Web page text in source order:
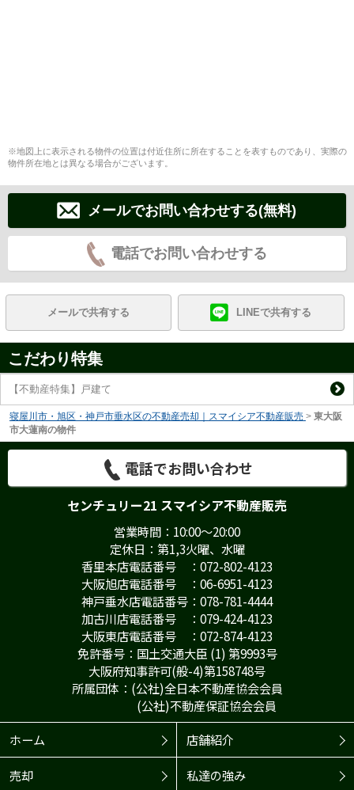
※地図上に表示される物件の位置は付近住所に所在することを表すものであり、実際の
物件所在地とは異なる場合がございます。
メールでお問い合わせする(無料)
電話でお問い合わせする
メールで共有する LINEで共有する
こだわり特集
【不動産特集】戸建て
寝屋川市・旭区・神戸市垂水区の不動産売却｜スマイシア不動産販売 > 東大阪
市大蓮南の物件
電話でお問い合わせ
センチュリー21 スマイシア不動産販売
営業時間：10:00～20:00
定休日：第1,3火曜、水曜
香里本店電話番号 ：072-802-4123
大阪旭店電話番号 ：06-6951-4123
神戸垂水店電話番号：078-781-4444
加古川店電話番号 ：079-424-4123
大阪東店電話番号 ：072-874-4123
免許番号：国土交通大臣 (1) 第9993号
大阪府知事許可(般-4)第158748号
所属団体：(公社)全日本不動産協会会員
(公社)不動産保証協会会員
ホーム
店舗紹介
売却 私達の強み